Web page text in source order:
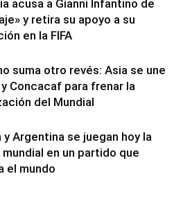
acusa a Gianni Infantino de
y retira su apoyo a su
en la FIFA
suma otro revés: Asia se une
y Concacaf para frenar la
del Mundial
y Argentina se juegan hoy la
en un partido que
el mundo